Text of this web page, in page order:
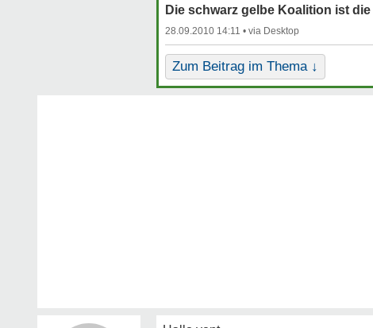
Die schwarz gelbe Koalition ist
28.09.2010 14:11 •
Zum Beitrag im Thema ↓